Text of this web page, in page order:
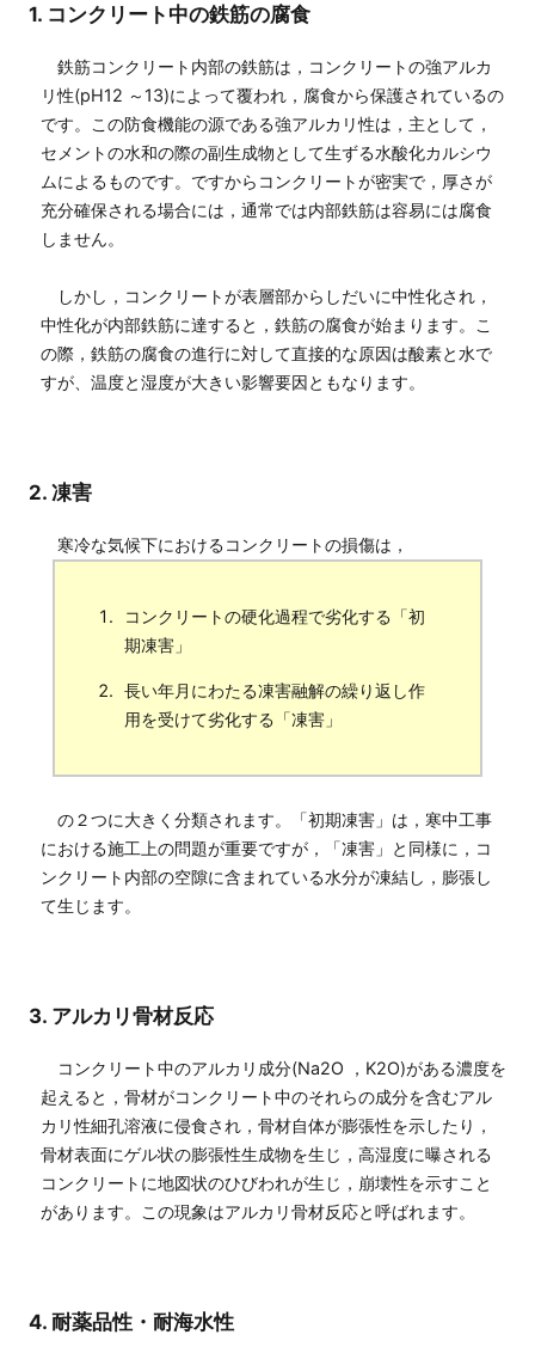
1. コンクリート中の鉄筋の腐食
鉄筋コンクリート内部の鉄筋は，コンクリートの強アルカ
リ性(pH12 ～13)によって覆われ，腐食から保護されているの
です。この防食機能の源である強アルカリ性は，主として，
セメントの水和の際の副生成物として生ずる水酸化カルシウ
ムによるものです。ですからコンクリートが密実で，厚さが
充分確保される場合には，通常では内部鉄筋は容易には腐食
しません。
しかし，コンクリートが表層部からしだいに中性化され，
中性化が内部鉄筋に達すると，鉄筋の腐食が始まります。こ
の際，鉄筋の腐食の進行に対して直接的な原因は酸素と水で
すが、温度と湿度が大きい影響要因ともなります。
2. 凍害
寒冷な気候下におけるコンクリートの損傷は，
コンクリートの硬化過程で劣化する「初
期凍害」
長い年月にわたる凍害融解の繰り返し作
用を受けて劣化する「凍害」
の２つに大きく分類されます。「初期凍害」は，寒中工事
における施工上の問題が重要ですが，「凍害」と同様に，コ
ンクリート内部の空隙に含まれている水分が凍結し，膨張し
て生じます。
3. アルカリ骨材反応
コンクリート中のアルカリ成分(Na2O ，K2O)がある濃度を
起えると，骨材がコンクリート中のそれらの成分を含むアル
カリ性細孔溶液に侵食され，骨材自体が膨張性を示したり，
骨材表面にゲル状の膨張性生成物を生じ，高湿度に曝される
コンクリートに地図状のひびわれが生じ，崩壊性を示すこと
があります。この現象はアルカリ骨材反応と呼ばれます。
4. 耐薬品性・耐海水性